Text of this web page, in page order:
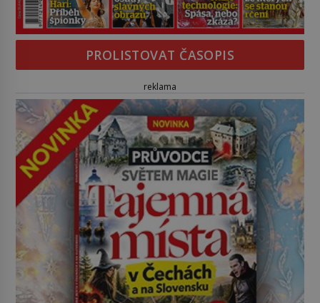
PROLISTOVAT ČASOPIS
reklama